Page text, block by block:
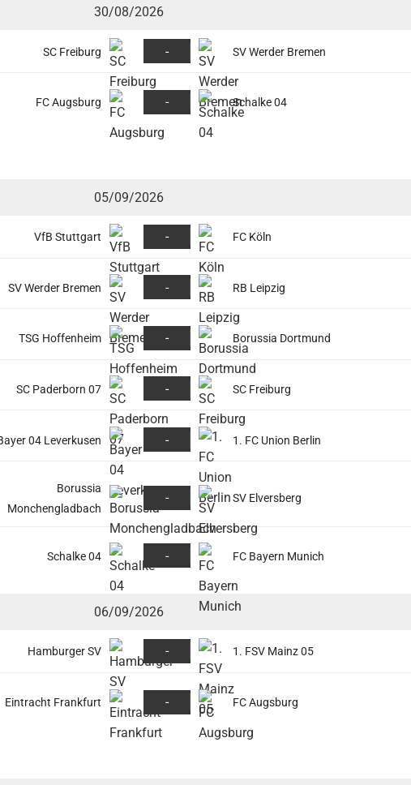
30/08/2026
SC Freiburg - SV Werder Bremen
FC Augsburg - Schalke 04
05/09/2026
VfB Stuttgart - FC Köln
SV Werder Bremen - RB Leipzig
TSG Hoffenheim - Borussia Dortmund
SC Paderborn 07 - SC Freiburg
04 Leverkusen - 1. FC Union Berlin
Borussia
Monchengladbach
- SV Elversberg
Schalke 04 - FC Bayern Munich
06/09/2026
Hamburger SV - 1. FSV Mainz 05
Eintracht Frankfurt - FC Augsburg